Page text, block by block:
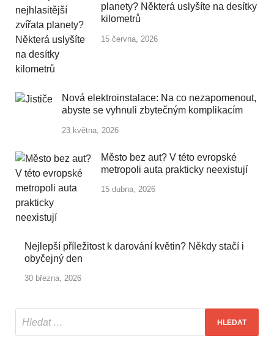
planety? Některá uslyšíte na desítky
kilometrů
15 června, 2026
Nová elektroinstalace: Na co nezapomenout,
abyste se vyhnuli zbytečným komplikacím
23 května, 2026
Město bez aut? V této evropské
metropoli auta prakticky neexistují
15 dubna, 2026
Nejlepší příležitost k darování květin? Někdy stačí i
obyčejný den
30 března, 2026